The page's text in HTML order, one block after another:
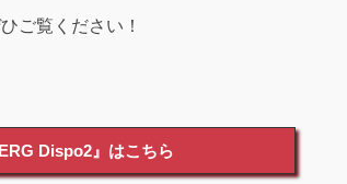
ご覧ください！
Dispo2』はこちら